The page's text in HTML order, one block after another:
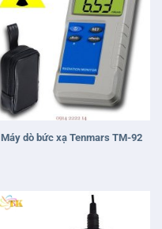
Máy dò bức xạ Tenmars TM-92